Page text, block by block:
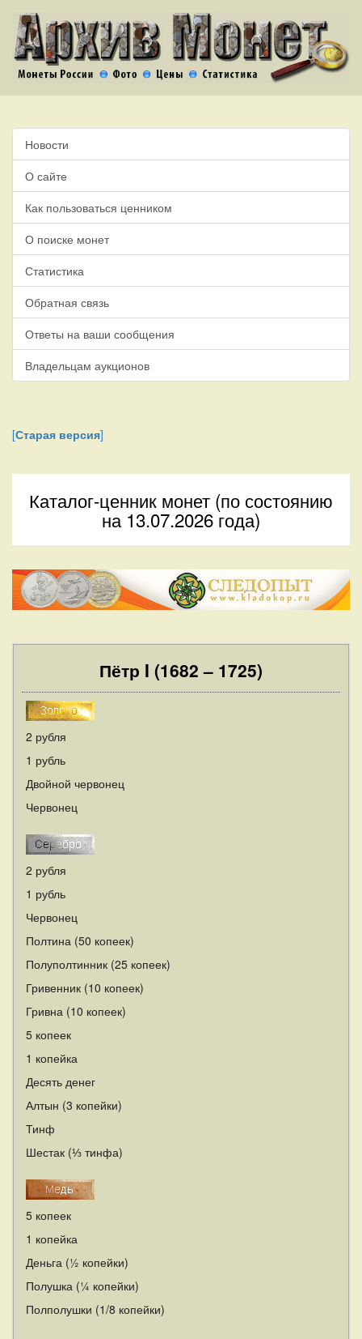
Новости
О сайте
Как пользоваться ценником
О поиске монет
Статистика
Обратная связь
Ответы на ваши сообщения
Владельцам аукционов
[Старая версия]
Каталог-ценник монет (по состоянию
на 13.07.2026 года)
Пётр I (1682 – 1725)
2 рубля
1 рубль
Двойной червонец
Червонец
2 рубля
1 рубль
Червонец
Полтина (50 копеек)
Полуполтинник (25 копеек)
Гривенник (10 копеек)
Гривна (10 копеек)
5 копеек
1 копейка
Десять денег
Алтын (3 копейки)
Тинф
Шестак (⅓ тинфа)
5 копеек
1 копейка
Деньга (½ копейки)
Полушка (¼ копейки)
Полполушки (1/8 копейки)